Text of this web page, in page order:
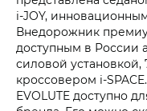
i‑JOY,
Внедорожник
доступным в России
силовой
кроссовером
EVOLUTE доступно